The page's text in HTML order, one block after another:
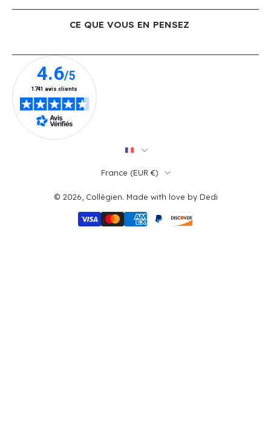
CE QUE VOUS EN PENSEZ
France ‎(EUR €)‎
© 2026, Collégien. Made with love by Dedi